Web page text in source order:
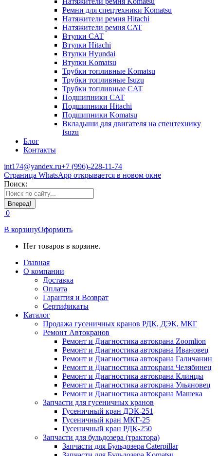
Ремни для спецтехники Komatsu
Натяжители ремня Hitachi
Натяжители ремня CAT
Втулки CAT
Втулки Hitachi
Втулки Hyundai
Втулки Komatsu
Трубки топливные Komatsu
Трубки топливные Isuzu
Трубки топливные CAT
Подшипники CAT
Подшипники Hitachi
Подшипники Komatsu
Вкладыши для двигателя на спецтехнику
Isuzu
Блог
Контакты
int174@yandex.ru+7 (996)-228-11-74
Страница WhatsApp открывается в новом окне
Поиск:
0
В корзинуОформить
Нет товаров в корзине.
Главная
О компании
Доставка
Оплата
Гарантия и Возврат
Сертификаты
Каталог
Продажа гусеничных кранов РДК, ДЭК, МКГ
Ремонт Автокранов
Ремонт и Диагностика автокрана Zoomlion
Ремонт и Диагностика автокрана Ивановец
Ремонт и Диагностика автокрана Галичанин
Ремонт и Диагностика автокрана Челябинец
Ремонт и Диагностика автокрана Клинцы
Ремонт и Диагностика автокрана Ульяновец
Ремонт и Диагностика автокрана Машека
Запчасти для гусеничных кранов
Гусеничный кран ДЭК-251
Гусеничный кран МКГ-25
Гусеничный кран РДК-250
Запчасти для бульдозера (трактора)
Запчасти для Бульдозера Caterpillar